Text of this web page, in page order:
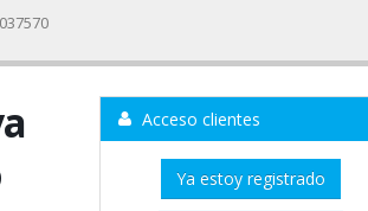
Acceso clientes
Ya estoy registrado